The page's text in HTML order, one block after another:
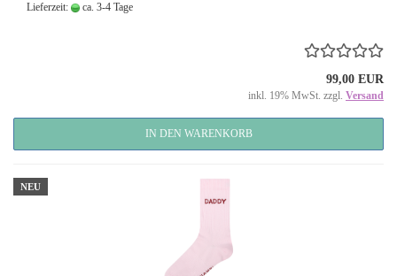
Lieferzeit:
ca. 3-4 Tage
99,00 EUR
inkl. 19% MwSt. zzgl. Versand
IN DEN WARENKORB
NEU